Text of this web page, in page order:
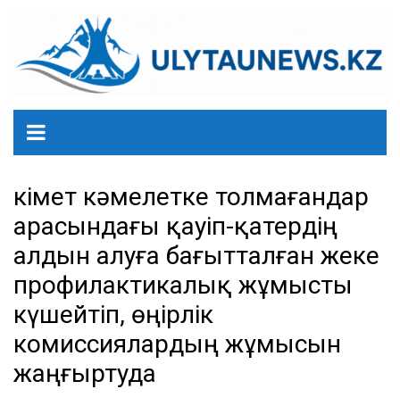
содержанию
Үкімет кәмелетке толмағандар
арасындағы қауіп-қатердің
алдын алуға бағытталған жеке
профилактикалық жұмысты
күшейтіп, өңірлік
комиссиялардың жұмысын
жаңғыртуда